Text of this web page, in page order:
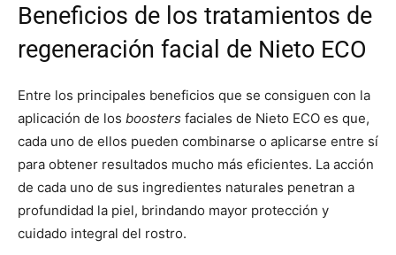
Beneficios de los tratamientos de
regeneración facial de Nieto ECO
Entre los principales beneficios que se consiguen con la
aplicación de los boosters faciales de Nieto ECO es que,
cada uno de ellos pueden combinarse o aplicarse entre sí
para obtener resultados mucho más eficientes. La acción
de cada uno de sus ingredientes naturales penetran a
profundidad la piel, brindando mayor protección y
cuidado integral del rostro.